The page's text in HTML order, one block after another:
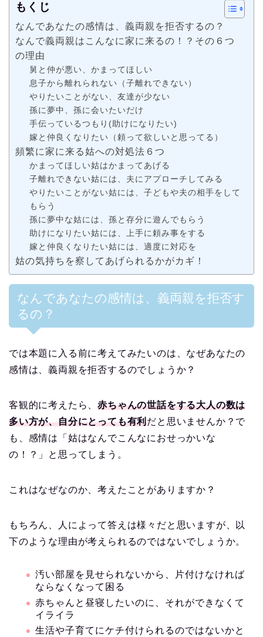
もくじ
なんであなたの感情は、義両親を拒否するの？
なんで義両親はこんなに家に来るの！？その６つ
の理由
舅と仲が悪い、かまってほしい
息子から離れられない（子離れできない）
やりたいことがない、友達が少ない
孫に夢中、孫に会いたいだけ
手伝っているつもり(助けになりたい)
嫁と仲良くなりたい（頼って欲しいと思ってる）
頻繁に家に来る姑への対処法６つ
かまってほしい姑はかまってあげる
子離れできない姑には、夫にアプローチしてみる
やりたいことがない姑には、子どもや夫の相手をして
もらう
孫に夢中な姑には、孫と存分に遊んでもらう
助けになりたい姑には、上手に頼み事をする
嫁と仲良くなりたい姑には、適度に対応を
姑の気持ちを察してあげられるかがカギ！
なんであなたの感情は、義両親を拒否す
るの？
では本題に入る前に考えてみたいのは、なぜあなたの
感情は、義両親を拒否するのでしょうか？
客観的に考えたら、赤ちゃんの世話をする大人の数は
多い方が、自分にとっても有利だと思いませんか？で
も、感情は「姑はなんでこんなにおせっかいな
の！？」と思ってしまう。
これはなぜなのか、考えたことがありますか？
もちろん、人によって答えは様々だと思いますが、以
下のような理由が考えられるのではないでしょうか。
汚い部屋を見せられないから、片付けなければ
ならなくなって困る
赤ちゃんと昼寝したいのに、それができなくて
イライラ
生活や子育てにケチ付けられるのではないかと